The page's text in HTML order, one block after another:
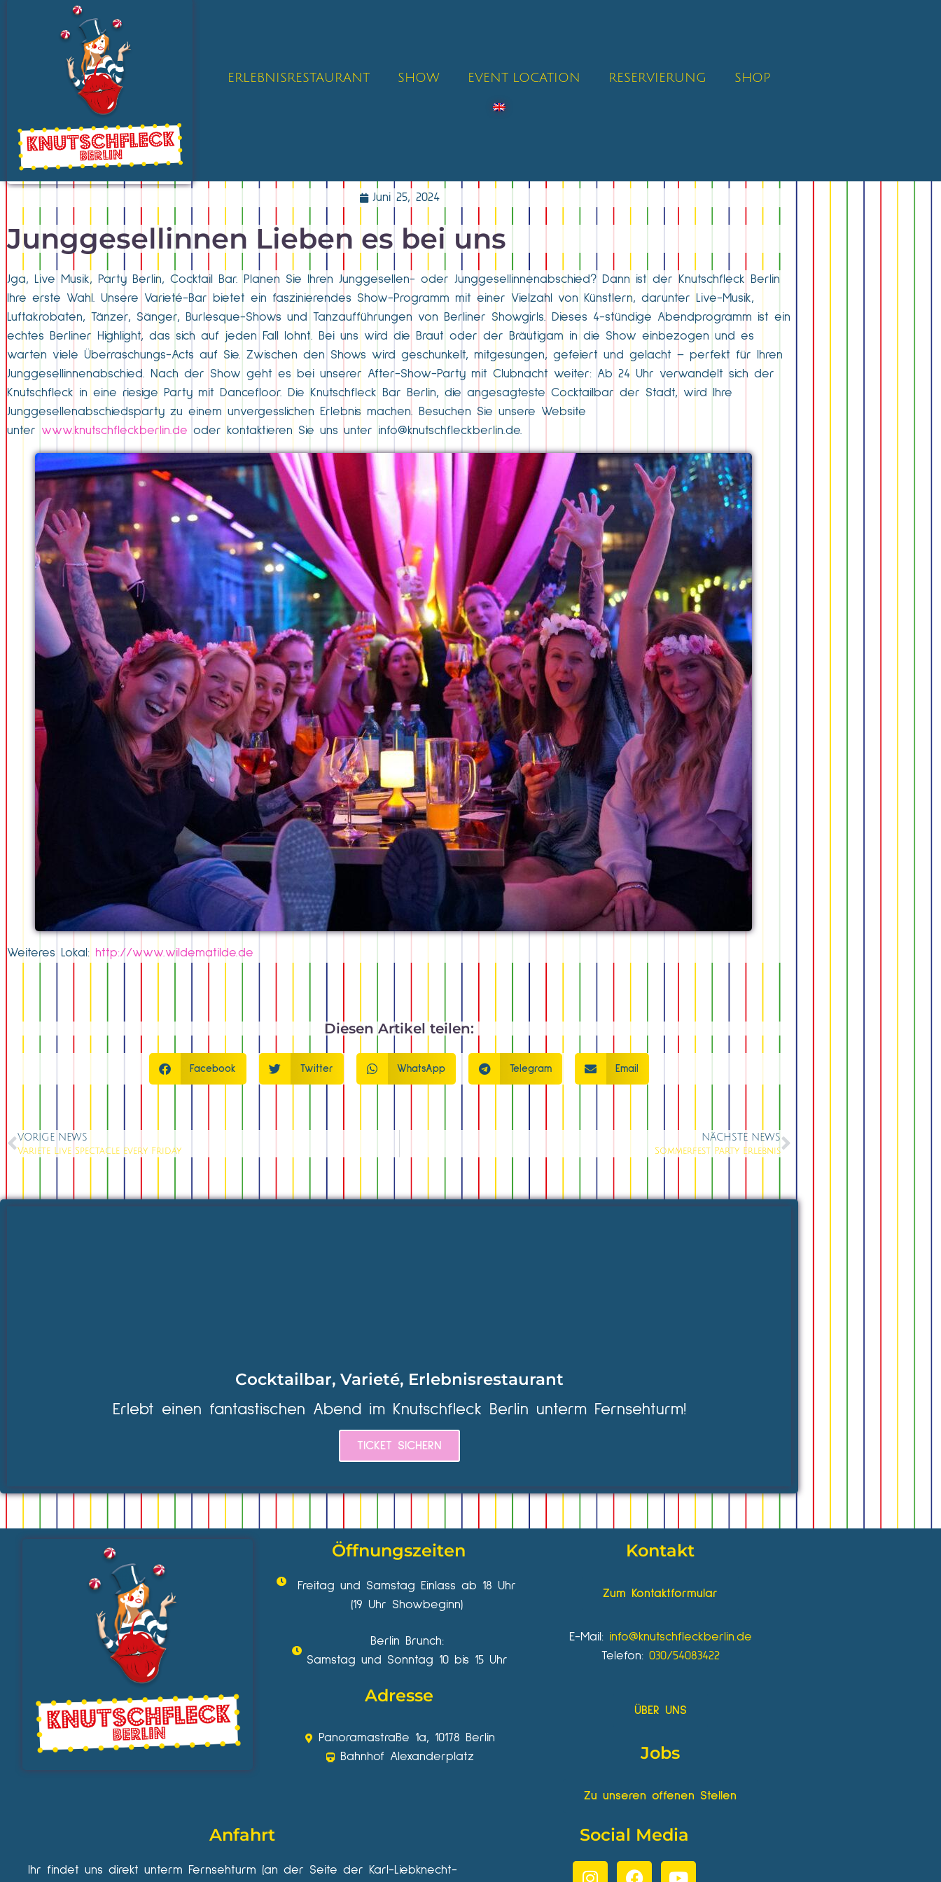
ERLEBNISRESTAURANT SHOW EVENT LOCATION RESERVIERUNG SHOP
Juni 25, 2024
Junggesellinnen Lieben es bei uns
Jga, Live Musik, Party Berlin, Cocktail Bar. Planen Sie Ihren Junggesellen- oder Junggesellinnenabschied? Dann ist der Knutschfleck Berlin
Ihre erste Wahl. Unsere Varieté-Bar bietet ein faszinierendes Show-Programm mit einer Vielzahl von Künstlern, darunter Live-Musik,
Luftakrobaten, Tänzer, Sänger, Burlesque-Shows und Tanzaufführungen von Berliner Showgirls. Dieses 4-stündige Abendprogramm ist ein
echtes Berliner Highlight, das sich auf jeden Fall lohnt. Bei uns wird die Braut oder der Bräutigam in die Show einbezogen und es
warten viele Überraschungs-Acts auf Sie. Zwischen den Shows wird geschunkelt, mitgesungen, gefeiert und gelacht – perfekt für Ihren
Junggesellinnenabschied. Nach der Show geht es bei unserer After-Show-Party mit Clubnacht weiter: Ab 24 Uhr verwandelt sich der
Knutschfleck in eine riesige Party mit Dancefloor. Die Knutschfleck Bar Berlin, die angesagteste Cocktailbar der Stadt, wird Ihre
Junggesellenabschiedsparty zu einem unvergesslichen Erlebnis machen. Besuchen Sie unsere Website
unter www.knutschfleckberlin.de oder kontaktieren Sie uns unter info@knutschfleckberlin.de.
Weiteres Lokal: http://www.wildematilde.de
Diesen Artikel teilen:
Facebook Twitter WhatsApp Telegram Email
VORIGE NEWS
Variete Live Spectacle every Friday
NÄCHSTE NEWS
Sommerfest Party Erlebnis
Cocktailbar, Varieté, Erlebnisrestaurant
Erlebt einen fantastischen Abend im Knutschfleck Berlin unterm Fernsehturm!
TICKET SICHERN
Öffnungszeiten
Freitag und Samstag Einlass ab 18 Uhr
(19 Uhr Showbeginn)
Berlin Brunch:
Samstag und Sonntag 10 bis 15 Uhr
Adresse
Panoramastraße 1a, 10178 Berlin
Bahnhof Alexanderplatz
Kontakt
Zum Kontaktformular
E-Mail: info@knutschfleckberlin.de
Telefon: 030/54083422
ÜBER UNS
Jobs
Zu unseren offenen Stellen
Anfahrt
Ihr findet uns direkt unterm Fernsehturm (an der Seite der Karl-Liebknecht-
Social Media